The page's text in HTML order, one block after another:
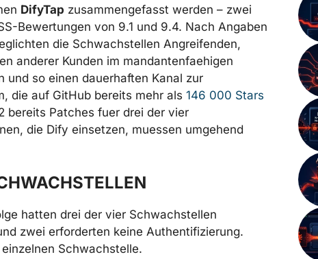
DifyTap zusammengefasst werden – zwei
Bewertungen von 9.1 und 9.4. Nach Angaben
die Schwachstellen Angreifenden,
anderer Kunden im mandantenfaehigen
so einen dauerhaften Kanal zur
die auf GitHub bereits mehr als 146 000 Stars
bereits Patches fuer drei der vier
die Dify einsetzen, muessen umgehend
hatten drei der vier Schwachstellen
zwei erforderten keine Authentifizierung.
Schwachstelle.